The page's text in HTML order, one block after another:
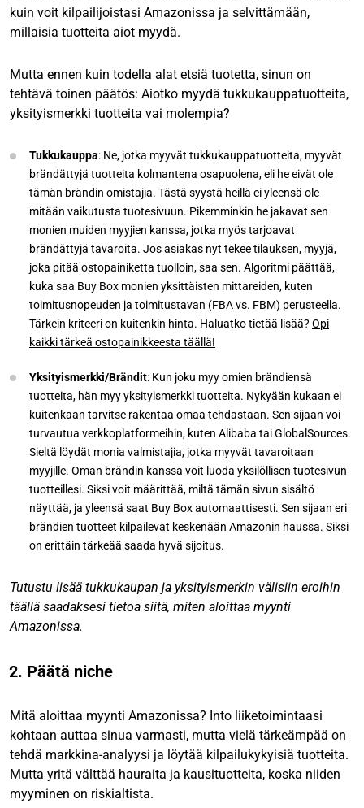
kuin voit kilpailijoistasi Amazonissa ja selvittämään,
millaisia tuotteita aiot myydä.
Mutta ennen kuin todella alat etsiä tuotetta, sinun on
tehtävä toinen päätös: Aiotko myydä tukkukauppatuotteita,
yksityismerkki tuotteita vai molempia?
Tukkukauppa: Ne, jotka myyvät tukkukauppatuotteita, myyvät
brändättyjä tuotteita kolmantena osapuolena, eli he eivät ole
tämän brändin omistajia. Tästä syystä heillä ei yleensä ole
mitään vaikutusta tuotesivuun. Pikemminkin he jakavat sen
monien muiden myyjien kanssa, jotka myös tarjoavat
brändättyjä tavaroita. Jos asiakas nyt tekee tilauksen, myyjä,
joka pitää ostopainiketta tuolloin, saa sen. Algoritmi päättää,
kuka saa Buy Box monien yksittäisten mittareiden, kuten
toimitusnopeuden ja toimitustavan (FBA vs. FBM) perusteella.
Tärkein kriteeri on kuitenkin hinta. Haluatko tietää lisää? Opi
kaikki tärkeä ostopainikkeesta täällä!
Yksityismerkki/Brändit: Kun joku myy omien brändiensä
tuotteita, hän myy yksityismerkki tuotteita. Nykyään kukaan ei
kuitenkaan tarvitse rakentaa omaa tehdastaan. Sen sijaan voi
turvautua verkkoplatformeihin, kuten Alibaba tai GlobalSources.
Sieltä löydät monia valmistajia, jotka myyvät tavaroitaan
myyjille. Oman brändin kanssa voit luoda yksilöllisen tuotesivun
tuotteillesi. Siksi voit määrittää, miltä tämän sivun sisältö
näyttää, ja yleensä saat Buy Box automaattisesti. Sen sijaan eri
brändien tuotteet kilpailevat keskenään Amazonin haussa. Siksi
on erittäin tärkeää saada hyvä sijoitus.
Tutustu lisää tukkukaupan ja yksityismerkin välisiin eroihin
täällä saadaksesi tietoa siitä, miten aloittaa myynti
Amazonissa.
2. Päätä niche
Mitä aloittaa myynti Amazonissa? Into liiketoimintaasi
kohtaan auttaa sinua varmasti, mutta vielä tärkeämpää on
tehdä markkina-analyysi ja löytää kilpailukykyisiä tuotteita.
Mutta yritä välttää hauraita ja kausituotteita, koska niiden
myyminen on riskialtista.